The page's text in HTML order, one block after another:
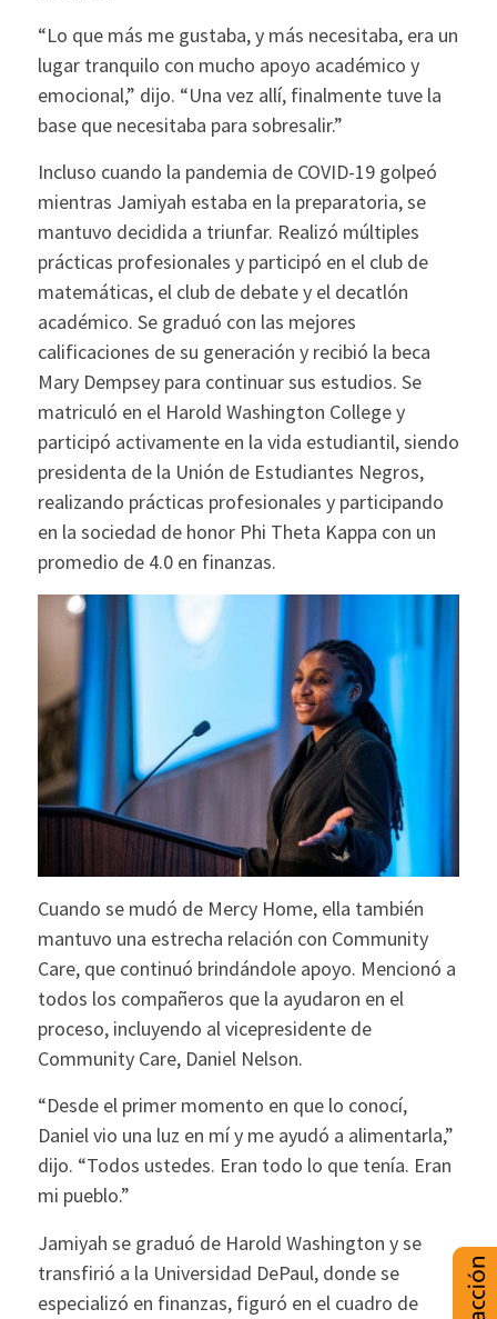
“Lo que más me gustaba, y más necesitaba, era un
lugar tranquilo con mucho apoyo académico y
emocional,” dijo. “Una vez allí, finalmente tuve la
base que necesitaba para sobresalir.”
Incluso cuando la pandemia de COVID-19 golpeó
mientras Jamiyah estaba en la preparatoria, se
mantuvo decidida a triunfar. Realizó múltiples
prácticas profesionales y participó en el club de
matemáticas, el club de debate y el decatlón
académico. Se graduó con las mejores
calificaciones de su generación y recibió la beca
Mary Dempsey para continuar sus estudios. Se
matriculó en el Harold Washington College y
participó activamente en la vida estudiantil, siendo
presidenta de la Unión de Estudiantes Negros,
realizando prácticas profesionales y participando
en la sociedad de honor Phi Theta Kappa con un
promedio de 4.0 en finanzas.
Cuando se mudó de Mercy Home, ella también
mantuvo una estrecha relación con Community
Care, que continuó brindándole apoyo. Mencionó a
todos los compañeros que la ayudaron en el
proceso, incluyendo al vicepresidente de
Community Care, Daniel Nelson.
“Desde el primer momento en que lo conocí,
Daniel vio una luz en mí y me ayudó a alimentarla,”
dijo. “Todos ustedes. Eran todo lo que tenía. Eran
mi pueblo.”
Jamiyah se graduó de Harold Washington y se
transfirió a la Universidad DePaul, donde se
especializó en finanzas, figuró en el cuadro de